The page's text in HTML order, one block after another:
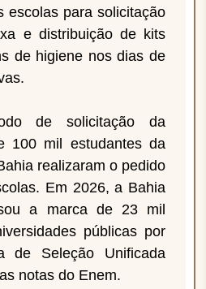
escolas para solicitação
e distribuição de kits
de higiene nos dias de
de solicitação da
100 mil estudantes da
realizaram o pedido
Em 2026, a Bahia
a marca de 23 mil
públicas por
de Seleção Unificada
notas do Enem.